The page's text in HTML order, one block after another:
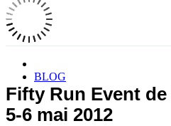
BLOG
Fifty Run Event
5-6 mai 2012